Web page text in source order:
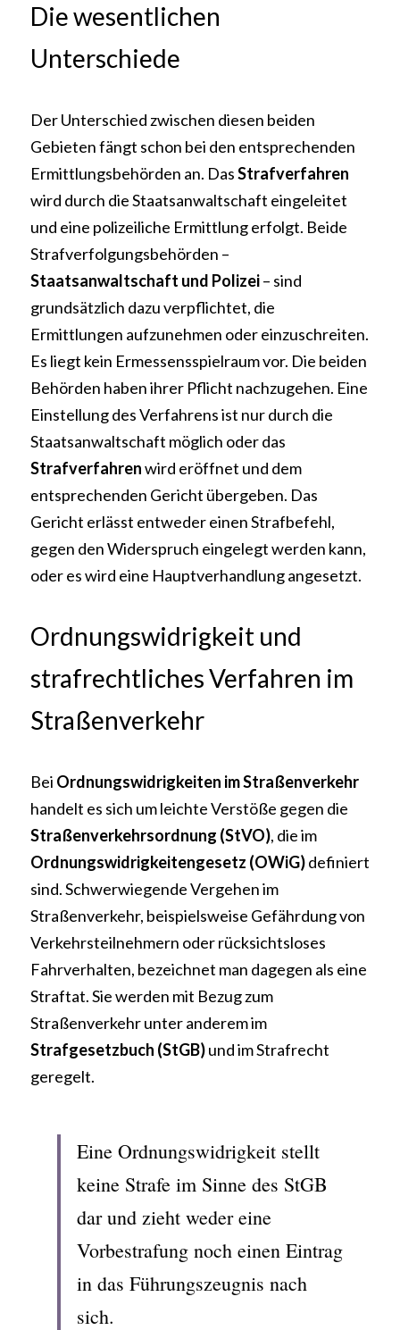
Die wesentlichen
Unterschiede
Der Unterschied zwischen diesen beiden
Gebieten fängt schon bei den entsprechenden
Ermittlungsbehörden an. Das
wird durch die Staatsanwaltschaft eingeleitet
und eine polizeiliche Ermittlung erfolgt. Beide
Staatsanwaltschaft und Polizei – sind
grundsätzlich dazu verpflichtet, die
Ermittlungen aufzunehmen oder einzuschreiten.
Es liegt kein Ermessensspielraum vor. Die beiden
Behörden haben ihrer Pflicht nachzugehen. Eine
Einstellung des Verfahrens ist nur durch die
Strafverfahren wird eröffnet und dem
entsprechenden Gericht übergeben. Das
Gericht erlässt entweder einen Strafbefehl,
gegen den Widerspruch eingelegt werden kann,
oder es wird eine Hauptverhandlung angesetzt.
Ordnungswidrigkeit und
strafrechtliches Verfahren im
Straßenverkehr
Bei Ordnungswidrigkeiten im Straßenverkehr
Straßenverkehrsordnung (StVO)
Ordnungswidrigkeitengesetz (OWiG) definiert
sind. Schwerwiegende Vergehen im
Straßenverkehr, beispielsweise Gefährdung von
Verkehrsteilnehmern oder rücksichtsloses
Fahrverhalten, bezeichnet man dagegen als eine
Straftat. Sie werden mit Bezug zum
Strafgesetzbuch (StGB) und im Strafrecht
geregelt.
Eine Ordnungswidrigkeit stellt
keine Strafe im Sinne des StGB
dar und zieht weder eine
Vorbestrafung noch einen Eintrag
in das Führungszeugnis nach
sich.